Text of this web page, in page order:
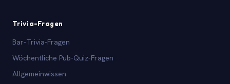
Trivia-Fragen
Bar-Trivia-Fragen
Wöchentliche Pub-Quiz-Fragen
Allgemeinwissen